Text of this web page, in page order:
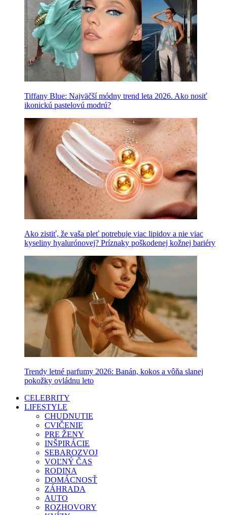
Tiffany Blue: Najväčší módny trend leta 2026. Ako nosiť
ikonickú pastelovú modrú?
Ako zistiť, že vaša pleť potrebuje viac lipidov a nie viac
kyseliny hyalurónovej? Príznaky poškodenej kožnej bariéry
Trendy letné parfumy 2026: Banán, kokos a vôňa slanej
pokožky ovládnu leto
CELEBRITY
LIFESTYLE
CHUDNUTIE
CVIČENIE
PRE ŽENY
INŠPIRÁCIE
SEBAROZVOJ
VOĽNÝ ČAS
RODINA
DOMÁCNOSŤ
ZÁHRADA
AUTO
ROZHOVORY